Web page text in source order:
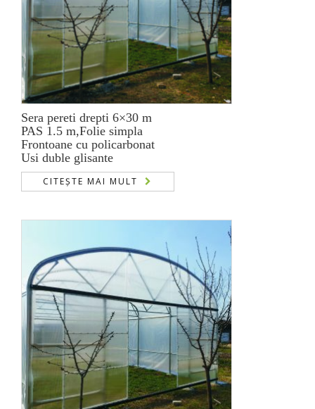
Sera pereti drepti 6×30 m
PAS 1.5 m,Folie simpla
Frontoane cu policarbonat
Usi duble glisante
CITEȘTE MAI MULT